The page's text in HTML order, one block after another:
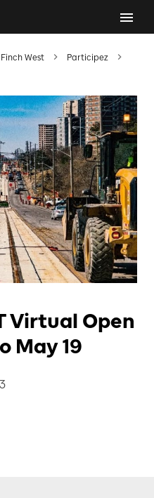
West
Participez
Virtual Open
May 19